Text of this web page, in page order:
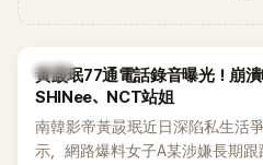
韓星
黃晸珉77通電話錄音曝光！崩潰
SHINee、NCT站姐
南韓影帝黃晸珉近日深陷私生活
示，網路爆料女子A某涉嫌長期